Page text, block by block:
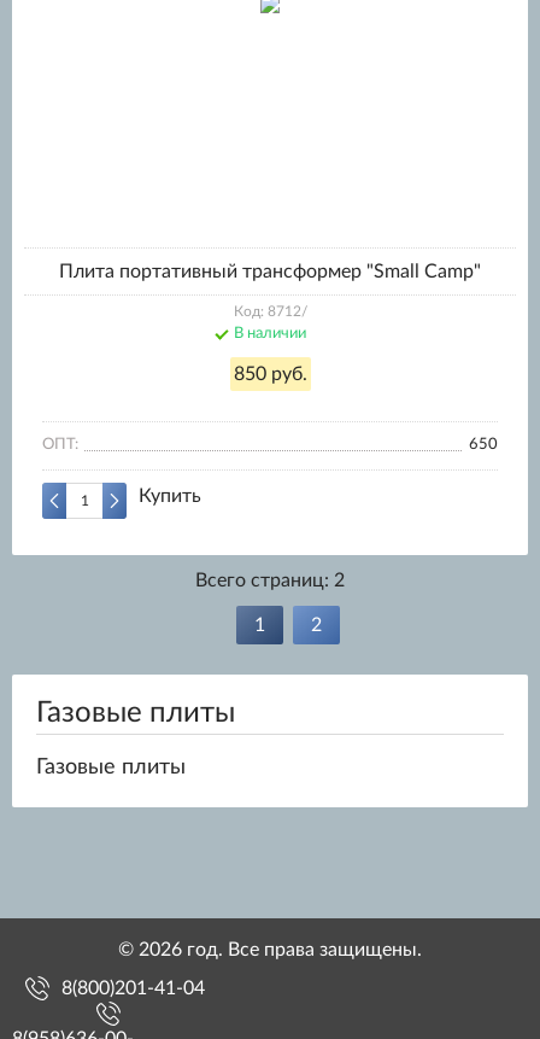
Плита портативный трансформер "Small Camp"
Код: 8712/
В наличии
850 руб.
ОПТ: 650
Купить
Всего страниц: 2
1 2
Газовые плиты
Газовые плиты
© 2026 год. Все права защищены.
8(800)201-41-04